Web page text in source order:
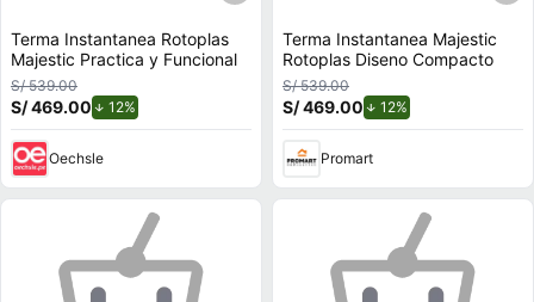
Terma Instantanea Rotoplas
Majestic Practica y Funcional
S/ 539.00
S/ 469.00 12%
Oechsle
Terma Instantanea Majestic
Rotoplas Diseno Compacto
S/ 539.00
S/ 469.00 12%
Promart